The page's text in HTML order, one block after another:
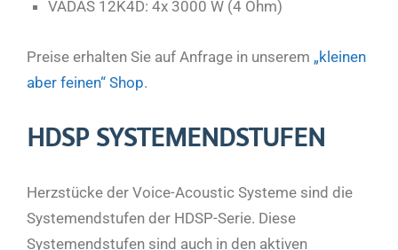
VADAS 12K4D: 4x 3000 W (4 Ohm)
Preise erhalten Sie auf Anfrage in unserem „kleinen
aber feinen“ Shop.
HDSP SYSTEMENDSTUFEN
Herzstücke der Voice-Acoustic Systeme sind die
Systemendstufen der HDSP-Serie. Diese
Systemendstufen sind auch in den aktiven